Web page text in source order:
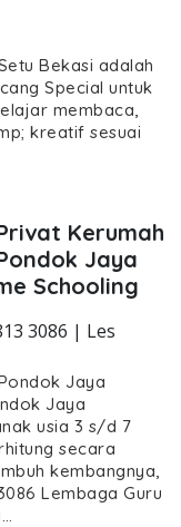
Bekasi adalah
Special untuk
membaca,
kreatif sesuai
Kerumah
Jaya
Schooling
3086 | Les
Jaya
Jaya
usia 3 s/d 7
secara
kembangnya,
Lembaga Guru